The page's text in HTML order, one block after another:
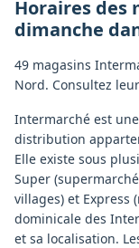
Horaires des
dimanche
49 magasins
Nord. Consultez
Intermarché est
distribution
Elle existe sous
Super
villages) et Express
dominicale des
et sa localisation.